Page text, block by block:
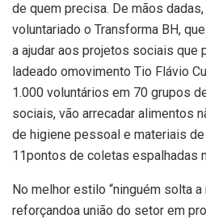
de quem precisa. De mãos
voluntariado o Transforma BH,
a ajudar aos projetos sociais que
ladeado omovimento Tio Flávio
1.000 voluntários em 70 grupos
sociais, vão arrecadar alimentos
de higiene pessoal e materiais
11pontos de coletas espalhadas
No melhor estilo “ninguém solta a
reforçandoa união do setor em